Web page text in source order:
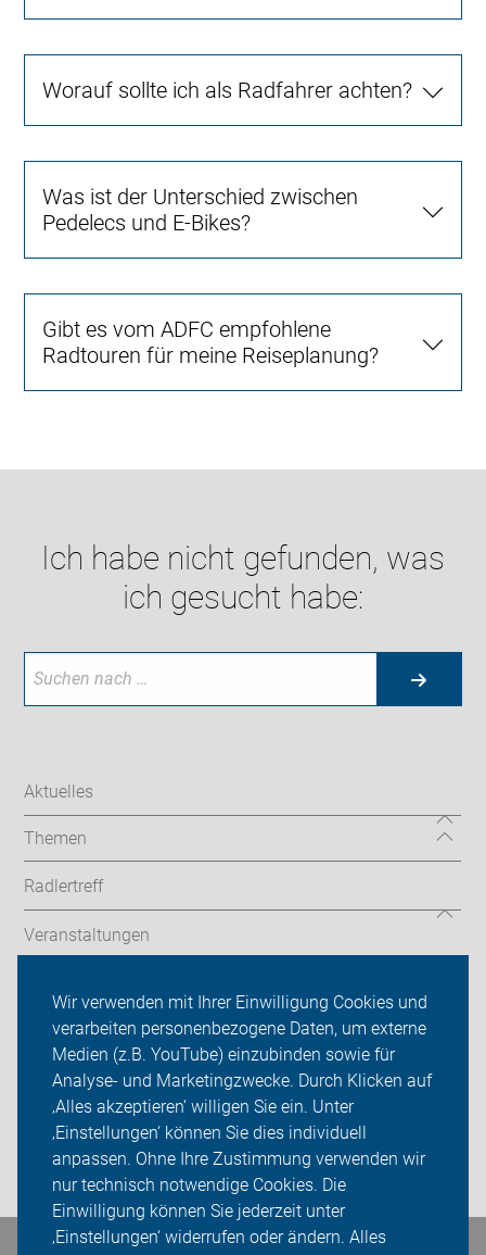
Wir verwenden mit Ihrer Einwilligung Cookies und
verarbeiten personenbezogene Daten, um externe
Medien (z.B. YouTube) einzubinden sowie für
Analyse- und Marketingzwecke. Durch Klicken auf
‚Alles akzeptieren‘ willigen Sie ein. Unter
‚Einstellungen‘ können Sie dies individuell
anpassen. Ohne Ihre Zustimmung verwenden wir
nur technisch notwendige Cookies. Die
Einwilligung können Sie jederzeit unter
‚Einstellungen‘ widerrufen oder ändern. Alles
Worauf sollte ich als Radfahrer achten?
Was ist der Unterschied zwischen
Pedelecs und E-Bikes?
Gibt es vom ADFC empfohlene
Radtouren für meine Reiseplanung?
Ich habe nicht gefunden, was
ich gesucht habe:
Aktuelles
Themen
Radlertreff
Veranstaltungen
ADFC Landsberg am Lech
Sei dabei
Presse
Login